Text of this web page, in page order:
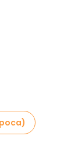
Church
Gate